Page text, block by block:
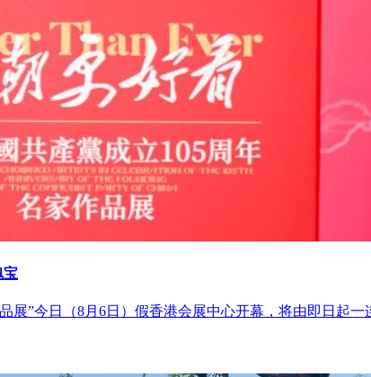
宝
”今日（8月6日）假香港会展中心开幕，将由即日起